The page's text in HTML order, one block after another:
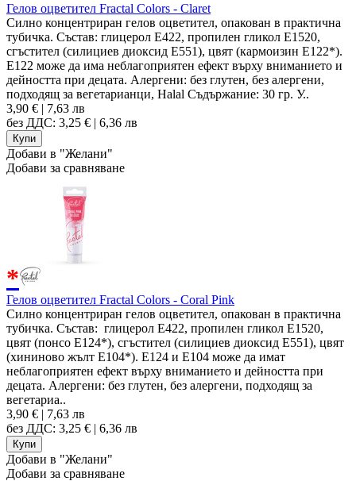
Гелов оцветител Fractal Colors - Claret
Силно концентриран гелов оцветител, опакован в практична
тубичка. Състав: глицерол E422, пропилен гликол E1520,
сгъстител (силициев диоксид E551), цвят (кармоизин E122*).
Е122 може да има неблагоприятен ефект върху вниманието и
дейността при децата. Алергени: без глутен, без алергени,
подходящ за вегетарианци, Halal Съдържание: 30 гр. У..
3,90 € | 7,63 лв
без ДДС: 3,25 € | 6,36 лв
Добави в "Желани"
Добави за сравняване
*
Гелов оцветител Fractal Colors - Coral Pink
Силно концентриран гелов оцветител, опакован в практична
тубичка. Състав: глицерол E422, пропилен гликол E1520,
цвят (понсо E124*), сгъстител (силициев диоксид E551), цвят
(хининово жълт E104*). Е124 и Е104 може да имат
неблагоприятен ефект върху вниманието и дейността при
децата. Алергени: без глутен, без алергени, подходящ за
вегетариа..
3,90 € | 7,63 лв
без ДДС: 3,25 € | 6,36 лв
Добави в "Желани"
Добави за сравняване